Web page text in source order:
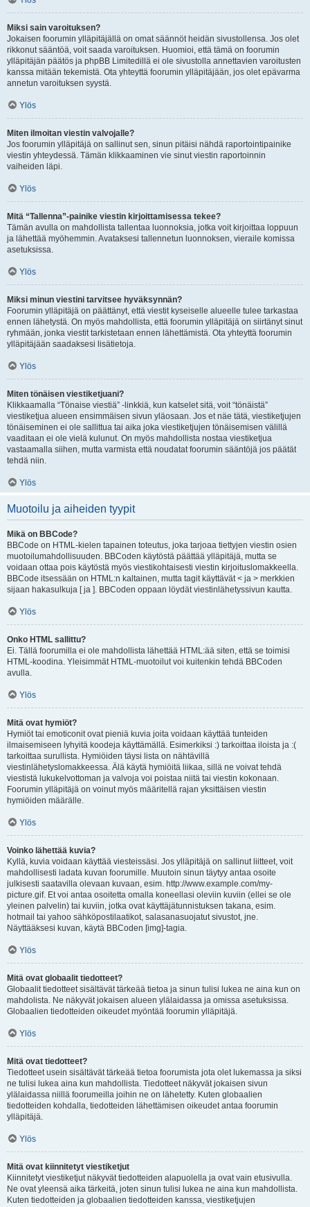
Miksi sain varoituksen?
Jokaisen foorumin ylläpitäjällä on omat säännöt heidän sivustollensa. Jos olet
rikkonut sääntöä, voit saada varoituksen. Huomioi, että tämä on foorumin
ylläpitäjän päätös ja phpBB Limitedillä ei ole sivustolla annettavien varoitusten
kanssa mitään tekemistä. Ota yhteyttä foorumin ylläpitäjään, jos olet epävarma
annetun varoituksen syystä.
Ylös
Miten ilmoitan viestin valvojalle?
Jos foorumin ylläpitäjä on sallinut sen, sinun pitäisi nähdä raportointipainike
viestin yhteydessä. Tämän klikkaaminen vie sinut viestin raportoinnin
vaiheiden läpi.
Ylös
Mitä “Tallenna”-painike viestin kirjoittamisessa tekee?
Tämän avulla on mahdollista tallentaa luonnoksia, jotka voit kirjoittaa loppuun
ja lähettää myöhemmin. Avataksesi tallennetun luonnoksen, vieraile komissa
asetuksissa.
Ylös
Miksi minun viestini tarvitsee hyväksynnän?
Foorumin ylläpitäjä on päättänyt, että viestit kyseiselle alueelle tulee tarkastaa
ennen lähetystä. On myös mahdollista, että foorumin ylläpitäjä on siirtänyt sinut
ryhmään, jonka viestit tarkistetaan ennen lähettämistä. Ota yhteyttä foorumin
ylläpitäjään saadaksesi lisätietoja.
Ylös
Miten tönäisen viestiketjuani?
Klikkaamalla “Tönaise viestiä” -linkkiä, kun katselet sitä, voit “tönäistä”
viestiketjua alueen ensimmäisen sivun yläosaan. Jos et näe tätä, viestiketjujen
tönäiseminen ei ole sallittua tai aika joka viestiketjujen tönäisemisen välillä
vaaditaan ei ole vielä kulunut. On myös mahdollista nostaa viestiketjua
vastaamalla siihen, mutta varmista että noudatat foorumin sääntöjä jos päätät
tehdä niin.
Ylös
Muotoilu ja aiheiden tyypit
Mikä on BBCode?
BBCode on HTML-kielen tapainen toteutus, joka tarjoaa tiettyjen viestin osien
muotoilumahdollisuuden. BBCoden käytöstä päättää ylläpitäjä, mutta se
voidaan ottaa pois käytöstä myös viestikohtaisesti viestin kirjoituslomakkeella.
BBCode itsessään on HTML:n kaltainen, mutta tagit käyttävät < ja > merkkien
sijaan hakasulkuja [ ja ]. BBCoden oppaan löydät viestinlähetyssivun kautta.
Ylös
Onko HTML sallittu?
Ei. Tällä foorumilla ei ole mahdollista lähettää HTML:ää siten, että se toimisi
HTML-koodina. Yleisimmät HTML-muotoilut voi kuitenkin tehdä BBCoden
avulla.
Ylös
Mitä ovat hymiöt?
Hymiöt tai emoticonit ovat pieniä kuvia joita voidaan käyttää tunteiden
ilmaisemiseen lyhyitä koodeja käyttämällä. Esimerkiksi :) tarkoittaa iloista ja :(
tarkoittaa surullista. Hymiöiden täysi lista on nähtävillä
viestinlähetyslomakkeessa. Älä käytä hymiöitä liikaa, sillä ne voivat tehdä
viestistä lukukelvottoman ja valvoja voi poistaa niitä tai viestin kokonaan.
Foorumin ylläpitäjä on voinut myös määritellä rajan yksittäisen viestin
hymiöiden määrälle.
Ylös
Voinko lähettää kuvia?
Kyllä, kuvia voidaan käyttää viesteissäsi. Jos ylläpitäjä on sallinut liitteet, voit
mahdollisesti ladata kuvan foorumille. Muutoin sinun täytyy antaa osoite
julkisesti saatavilla olevaan kuvaan, esim. http://www.example.com/my-
picture.gif. Et voi antaa osoitetta omalla koneellasi oleviin kuviin (ellei se ole
yleinen palvelin) tai kuviin, jotka ovat käyttäjätunnistuksen takana, esim.
hotmail tai yahoo sähköpostilaatikot, salasanasuojatut sivustot, jne.
Näyttääksesi kuvan, käytä BBCoden [img]-tagia.
Ylös
Mitä ovat globaalit tiedotteet?
Globaalit tiedotteet sisältävät tärkeää tietoa ja sinun tulisi lukea ne aina kun on
mahdolista. Ne näkyvät jokaisen alueen ylälaidassa ja omissa asetuksissa.
Globaalien tiedotteiden oikeudet myöntää foorumin ylläpitäjä.
Ylös
Mitä ovat tiedotteet?
Tiedotteet usein sisältävät tärkeää tietoa foorumista jota olet lukemassa ja siksi
ne tulisi lukea aina kun mahdollista. Tiedotteet näkyvät jokaisen sivun
ylälaidassa niillä foorumeilla joihin ne on lähetetty. Kuten globaalien
tiedotteiden kohdalla, tiedotteiden lähettämisen oikeudet antaa foorumin
ylläpitäjä.
Ylös
Mitä ovat kiinnitetyt viestiketjut
Kiinnitetyt viestiketjut näkyvät tiedotteiden alapuolella ja ovat vain etusivulla.
Ne ovat yleensä aika tärkeitä, joten sinun tulisi lukea ne aina kun mahdollista.
Kuten tiedotteiden ja globaalien tiedotteiden kanssa, viestiketjujen